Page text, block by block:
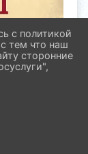
с политикой
тем что наш
сторонние